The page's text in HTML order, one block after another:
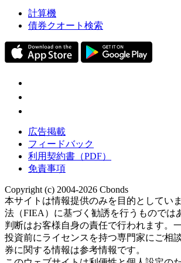
計算機
債券クオート検索
広告掲載
フィードバック
利用契約書（PDF）
免責事項
Copyright (c) 2004-2026 Cbonds
本サイトは情報提供のみを目的としてい
法（FIEA）に基づく勧誘を行うものでは
判断はお客様自身の責任で行われます。
投資前にライセンスを持つ専門家にご相
券に関する情報は参考情報です。